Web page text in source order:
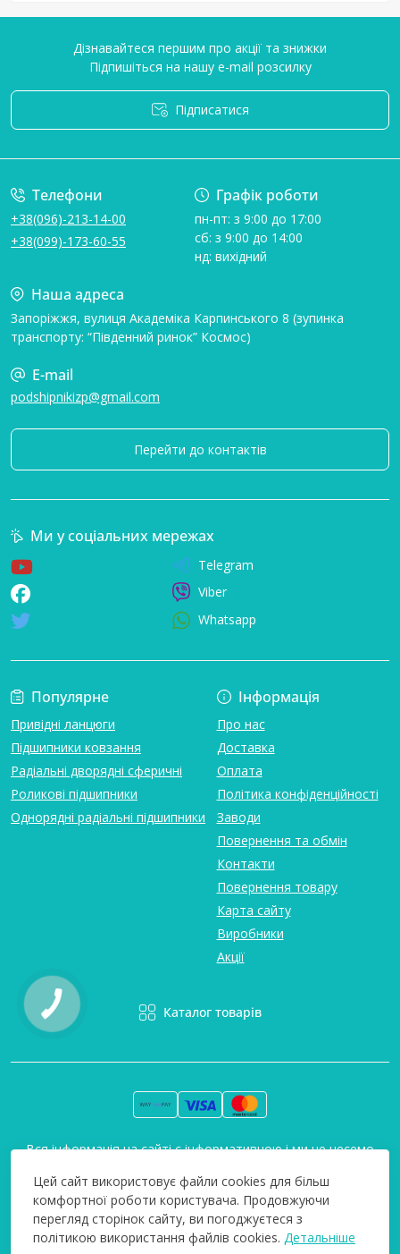
Дізнавайтеся першим про акції та знижки
Підпишіться на нашу e-mail розсилку
Підписатися
Телефони
+38(096)-213-14-00
+38(099)-173-60-55
Графік роботи
пн-пт: з 9:00 до 17:00
сб: з 9:00 до 14:00
нд: вихідний
Наша адреса
Запоріжжя, вулиця Академіка Карпинського 8 (зупинка
транспорту: “Південний ринок” Космос)
E-mail
podshipnikizp@gmail.com
Перейти до контактів
Популярне
Привідні ланцюги
Підшипники ковзання
Радіальні дворядні сферичні
Роликові підшипники
Однорядні радіальні підшипники
Інформація
Про нас
Доставка
Оплата
Політика конфіденційності
Заводи
Повернення та обмін
Контакти
Повернення товару
Карта сайту
Виробники
Акції
Каталог товарів
Ми у соціальних мережах
Telegram
Viber
Whatsapp
Вся інформація на сайті є інформативною і ми не несемо
2026
Цей сайт використовує файли cookies для більш
комфортної роботи користувача. Продовжуючи
перегляд сторінок сайту, ви погоджуєтеся з
політикою використання файлів cookies. Детальніше